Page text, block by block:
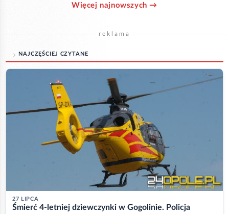
Więcej najnowszych →
reklama
NAJCZĘŚCIEJ CZYTANE
27 LIPCA
Śmierć 4-letniej dziewczynki w Gogolinie. Policja